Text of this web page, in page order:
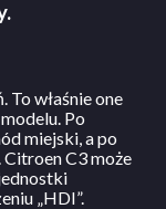
To właśnie one
Po
miejski, a po
C3 może
„HDI”.